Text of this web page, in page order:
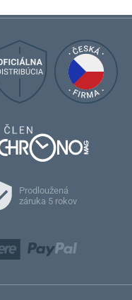
Prodloužená
záruka 5 rokov